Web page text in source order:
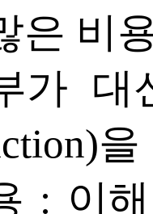
은 비
가 대
: 이